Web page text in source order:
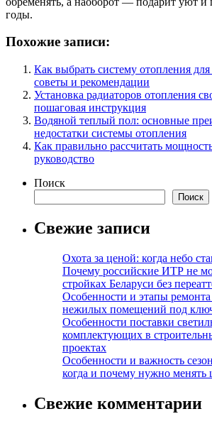
годы.
Похожие записи:
Как выбрать систему отопления для
советы и рекомендации
Установка радиаторов отопления
пошаговая инструкция
Водяной теплый пол: основные
недостатки системы отопления
Как правильно рассчитать
руководство
Поиск
Поиск
Свежие записи
Охота за ценой: когда небо
Почему российские ИТР не
стройках Беларуси без
Особенности и этапы
нежилых помещений под
Особенности поставки
комплектующих в
проектах
Особенности и важность
когда и почему нужно
Свежие комментарии